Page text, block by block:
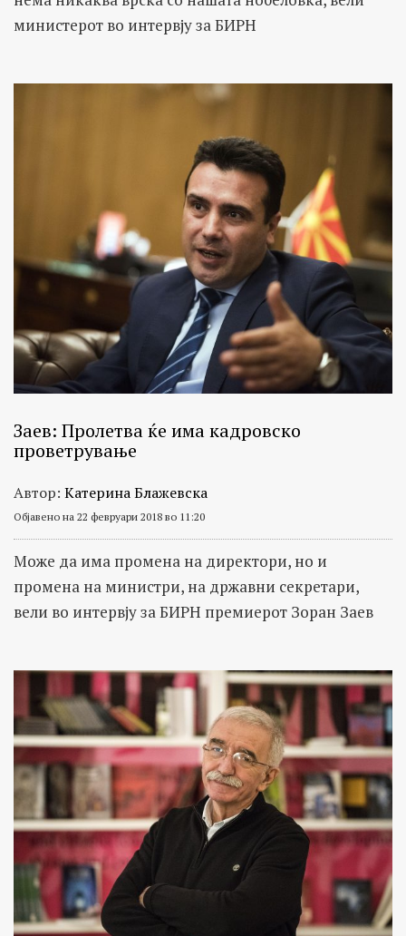
министерот во интервју за БИРН
Заев: Пролетва ќе има кадровско
проветрување
Автор: Катерина Блажевска
Објавено на 22 февруари 2018 во 11:20
Може да има промена на директори, но и
промена на министри, на државни секретари,
вели во интервју за БИРН премиерот Зоран Заев